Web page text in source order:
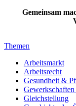
Gemeinsam
Themen
Arbeitsmarkt
Arbeitsrecht
Gesundheit &
Gleichstellung